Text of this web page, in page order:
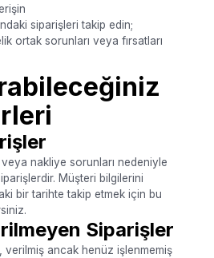
siparişleri takip edin;
ortak sorunları veya fırsatları
nakliye sorunları nedeniyle
Müşteri bilgilerini
bir tarihte takip etmek için bu
Siparişler
verilmiş ancak henüz işlenmemiş